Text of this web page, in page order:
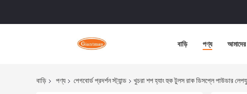
বাড়ি পণ্য আমাদের
বাড়ি পণ্য পেগবোর্ড প্রদর্শন স্ট্যান্ড খুচরা শপ হ্যাং হুক টুলস রাক ডিসপ্লে পাউডার